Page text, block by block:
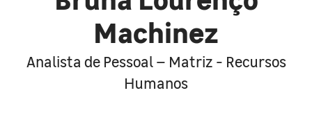
Machinez
Analista de Pessoal – Matriz - Recursos
Humanos